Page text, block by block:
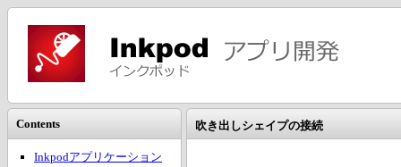
Contents
Inkpodアプリケーション
吹き出しシェイプの接続